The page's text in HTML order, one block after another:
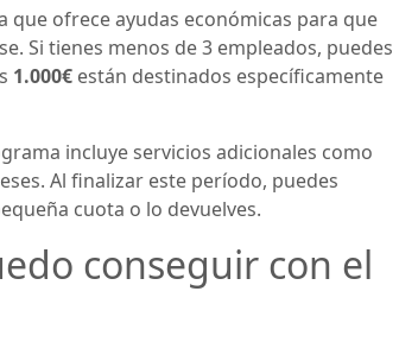
que ofrece ayudas económicas para que
Si tienes menos de 3 empleados, puedes
1.000€ están destinados específicamente
incluye servicios adicionales como
Al finalizar este período, puedes
cuota o lo devuelves.
conseguir con el